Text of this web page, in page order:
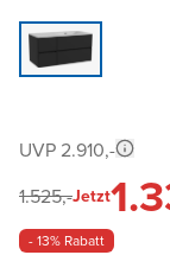
UVP 2.910,-
1.525,-Jetzt
- 13% Rabatt